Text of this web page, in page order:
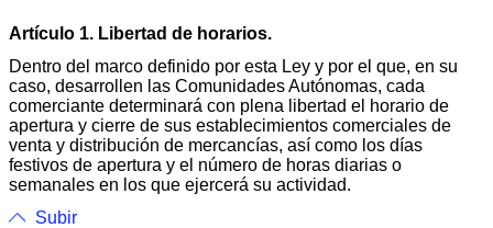
Artículo 1. Libertad de horarios.
Dentro del marco definido por esta Ley y por el que, en su
caso, desarrollen las Comunidades Autónomas, cada
comerciante determinará con plena libertad el horario de
apertura y cierre de sus establecimientos comerciales de
venta y distribución de mercancías, así como los días
festivos de apertura y el número de horas diarias o
semanales en los que ejercerá su actividad.
Subir